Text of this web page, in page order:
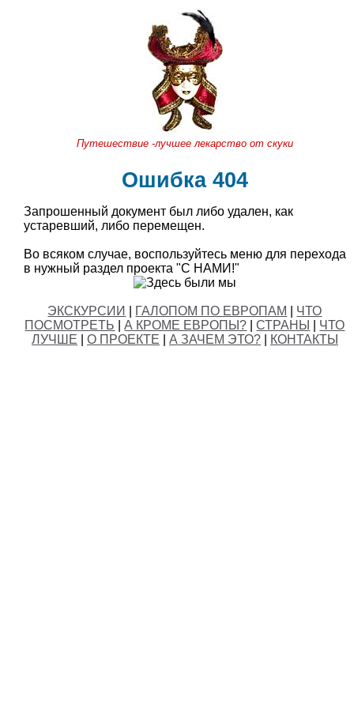
Путешествие -лучшее лекарство от скуки
Ошибка 404
Запрошенный документ был либо удален, как
устаревший, либо перемещен.
Во всяком случае, воспользуйтесь меню для перехода
в нужный раздел проекта "С НАМИ!"
ЭКСКУРСИИ ГАЛОПОМ ПО ЕВРОПАМ
ЧТО
ПОСМОТРЕТЬ |А КРОМЕ ЕВРОПЫ? |СТРАНЫ
ЧТО
ЛУЧШЕ
О ПРОЕКТЕ А ЗАЧЕМ ЭТО?| КОНТАКТЫ